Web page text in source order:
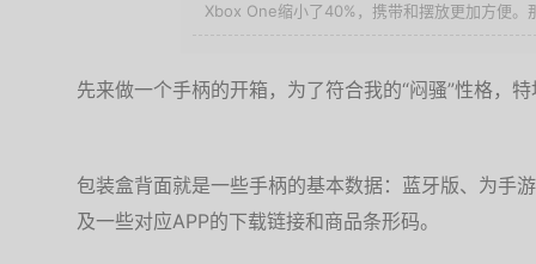
Xbox One缩小了40%，携带和摆放更加方便。
先来做一个手柄的开箱，为了符合我的“闷骚”性格，
包装盒背面就是一些手柄的基本数据：蓝牙版、为手
及一些对应APP的下载链接和商品条形码。